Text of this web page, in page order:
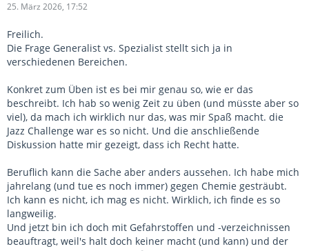
25. März 2026, 17:52
Freilich.
Die Frage Generalist vs. Spezialist stellt sich ja in
verschiedenen Bereichen.
Konkret zum Üben ist es bei mir genau so, wie er das
beschreibt. Ich hab so wenig Zeit zu üben (und müsste aber so
viel), da mach ich wirklich nur das, was mir Spaß macht. die
Jazz Challenge war es so nicht. Und die anschließende
Diskussion hatte mir gezeigt, dass ich Recht hatte.
Beruflich kann die Sache aber anders aussehen. Ich habe mich
jahrelang (und tue es noch immer) gegen Chemie gesträubt.
Ich kann es nicht, ich mag es nicht. Wirklich, ich finde es so
langweilig.
Und jetzt bin ich doch mit Gefahrstoffen und -verzeichnissen
beauftragt, weil's halt doch keiner macht (und kann) und der